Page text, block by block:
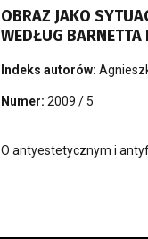
OBRAZ JAKO
WEDŁUG BARNETTA
Indeks autorów:
Numer: 2009 / 5
O antyestetycznym i